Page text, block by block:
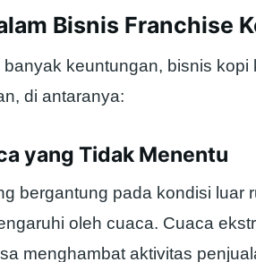
Bisnis Franchise
keuntungan, bisnis kopi
di antaranya:
yang Tidak Menentu
bergantung pada kondisi luar
oleh cuaca. Cuaca
menghambat aktivitas